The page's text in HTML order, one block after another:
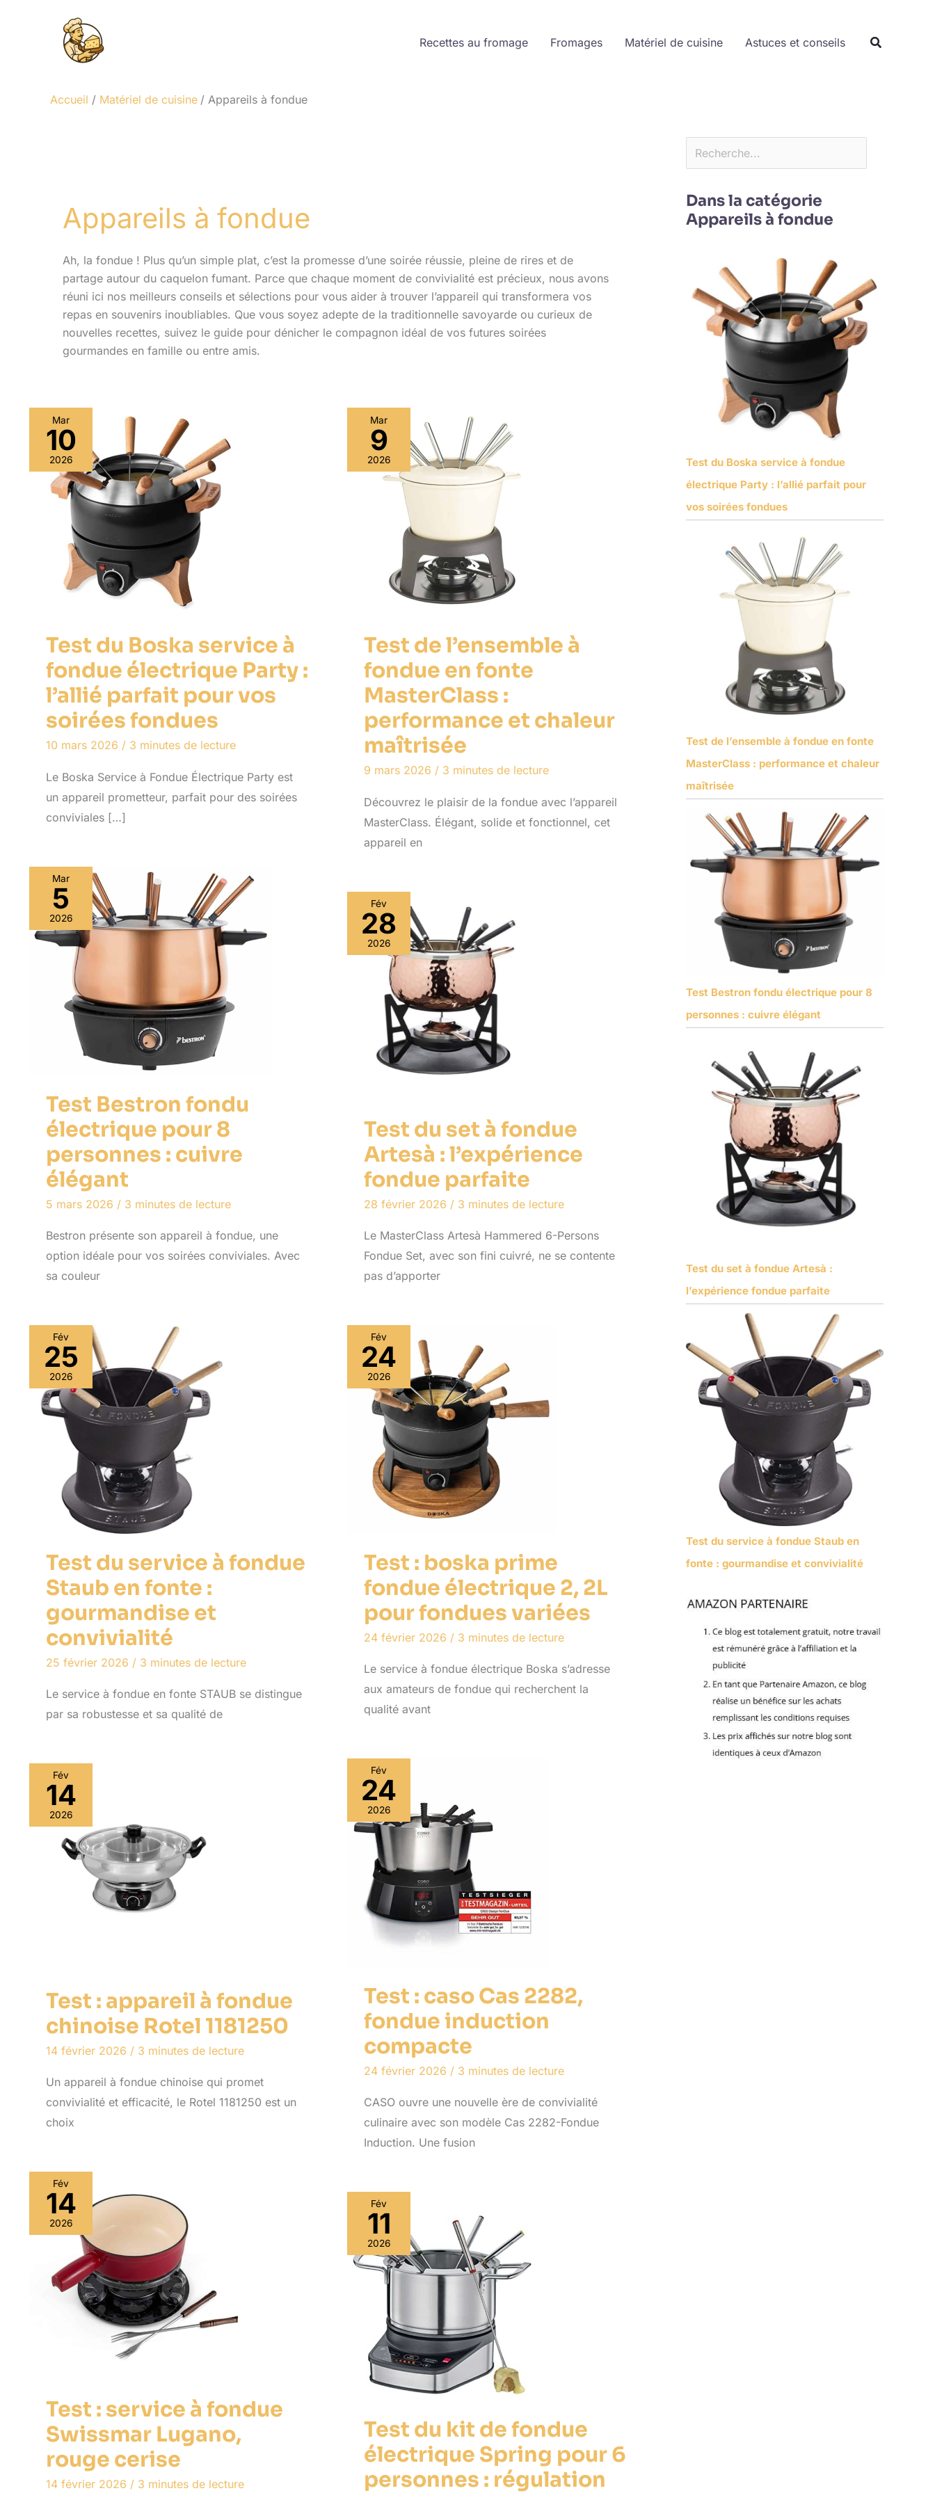
Recettes au fromage Fromages Matériel de cuisine Astuces et conseils
Accueil Matériel de cuisine Appareils à fondue
Appareils à fondue
Ah, la fondue ! Plus qu’un simple plat, c’est la promesse d’une soirée réussie, pleine de rires et de
partage autour du caquelon fumant. Parce que chaque moment de convivialité est précieux, nous avons
réuni ici nos meilleurs conseils et sélections pour vous aider à trouver l’appareil qui transformera vos
repas en souvenirs inoubliables. Que vous soyez adepte de la traditionnelle savoyarde ou curieux de
nouvelles recettes, suivez le guide pour dénicher le compagnon idéal de vos futures soirées
gourmandes en famille ou entre amis.
Mar
10
2026
Test du Boska service à
fondue électrique Party :
l’allié parfait pour vos
soirées fondues
10 mars 2026 / 3 minutes de lecture
Le Boska Service à Fondue Électrique Party est
un appareil prometteur, parfait pour des soirées
conviviales […]
Mar
9
2026
Test de l’ensemble à
fondue en fonte
MasterClass :
performance et chaleur
maîtrisée
9 mars 2026 / 3 minutes de lecture
Découvrez le plaisir de la fondue avec l’appareil
MasterClass. Élégant, solide et fonctionnel, cet
appareil en
Mar
5
2026
Test Bestron fondu
électrique pour 8
personnes : cuivre
élégant
5 mars 2026 / 3 minutes de lecture
Bestron présente son appareil à fondue, une
option idéale pour vos soirées conviviales. Avec
sa couleur
Fév
28
2026
Test du set à fondue
Artesà : l’expérience
fondue parfaite
28 février 2026 / 3 minutes de lecture
Le MasterClass Artesà Hammered 6-Persons
Fondue Set, avec son fini cuivré, ne se contente
pas d’apporter
Fév
25
2026
Test du service à fondue
Staub en fonte :
gourmandise et
convivialité
25 février 2026 / 3 minutes de lecture
Le service à fondue en fonte STAUB se distingue
par sa robustesse et sa qualité de
Fév
24
2026
Test : boska prime
fondue électrique 2, 2L
pour fondues variées
24 février 2026 / 3 minutes de lecture
Le service à fondue électrique Boska s’adresse
aux amateurs de fondue qui recherchent la
qualité avant
Fév
24
2026
Test : caso Cas 2282,
fondue induction
compacte
24 février 2026 / 3 minutes de lecture
CASO ouvre une nouvelle ère de convivialité
culinaire avec son modèle Cas 2282-Fondue
Induction. Une fusion
Fév
14
2026
Test : appareil à fondue
chinoise Rotel 1181250
14 février 2026 / 3 minutes de lecture
Un appareil à fondue chinoise qui promet
convivialité et efficacité, le Rotel 1181250 est un
choix
Fév
14
2026
Test : service à fondue
Swissmar Lugano,
rouge cerise
14 février 2026 / 3 minutes de lecture
Fév
11
2026
Test du kit de fondue
électrique Spring pour 6
personnes : régulation
Dans la catégorie
Appareils à fondue
Test du Boska service à fondue
électrique Party : l’allié parfait pour
vos soirées fondues
Test de l’ensemble à fondue en fonte
MasterClass : performance et chaleur
maîtrisée
Test Bestron fondu électrique pour 8
personnes : cuivre élégant
Test du set à fondue Artesà :
l’expérience fondue parfaite
Test du service à fondue Staub en
fonte : gourmandise et convivialité